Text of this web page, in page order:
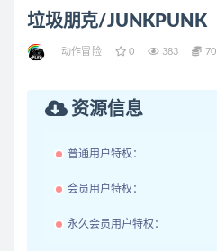
垃圾朋克/JUNKPUNK
动作冒险 0 383 70
资源信息
普通用户特权：
会员用户特权：
永久会员用户特权：